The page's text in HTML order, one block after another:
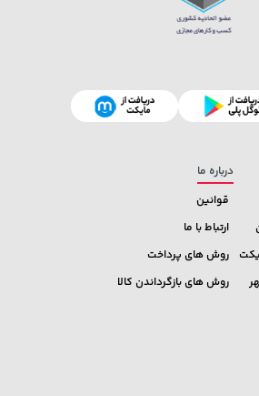
درباره ما
قوانین
ارتباط با ما
روش های پرداخت
روش های بازگرداندن کالا